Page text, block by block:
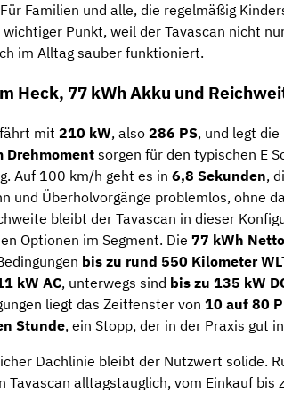
Familien und alle, die regelmäßig
wichtiger Punkt, weil der Tavascan nicht
im Alltag sauber funktioniert.
Heck, 77 kWh Akku und
fährt mit 210 kW, also 286 PS, und legt
Drehmoment sorgen für den typischen E
Auf 100 km/h geht es in 6,8 Sekunden,
und Überholvorgänge problemlos, ohne
bleibt der Tavascan in dieser
Optionen im Segment. Die 77 kWh
bis zu rund 550 Kilometer
kW AC, unterwegs sind bis zu 135 kW
liegt das Zeitfenster von 10 auf 80
Stunde, ein Stopp, der in der Praxis gut
Dachlinie bleibt der Nutzwert solide.
Tavascan alltagstauglich, vom Einkauf bis